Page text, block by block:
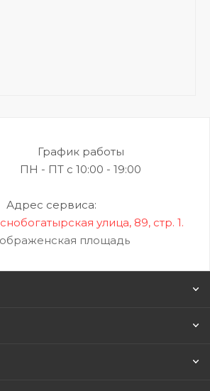
График работы
ПН - ПТ с 10:00 - 19:00
Адрес сервиса:
улица, 89, стр. 1.
площадь